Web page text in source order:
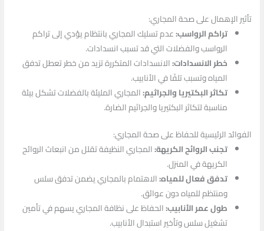
تأثير الإهمال على صحة المجاري:
تراكم الرواسب:عدم تسليك المجاري بانتظام يؤدي إلى تراكم
الرواسب والفضلات التي قد تسبب انسدادات.
خطر الانسدادات:الانسدادات المتكررة تزيد من خطر تعطل تدفق
المياه وتسبب تلفًا في الأنابيب.
تكاثر البكتيريا والجراثيم:المجاري المليئة بالفضلات تشكل بيئة
مناسبة لتكاثر البكتيريا والجراثيم الضارة.
الفوائد الرئيسية للحفاظ على صحة المجاري:
تجنب الروائح الكريهة:المجاري النظيفة تقلل من انبعاث الروائح
الكريهة في المنزل.
تدفق فعال للمياه:الاهتمام بالمجاري يضمن تدفق سلس
ومنتظم للمياه دون عوائق.
طول عمر الأنابيب:الحفاظ على نظافة المجاري يسهم في تأمين
تشغيل سلس وتأخير استبدال الأنابيب.